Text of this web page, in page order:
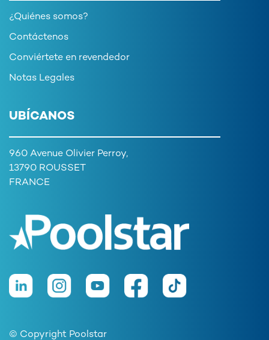
¿Quiénes somos?
Contáctenos
Conviértete en revendedor
Notas Legales
UBÍCANOS
960 Avenue Olivier Perroy,
13790 ROUSSET
FRANCE
© Copyright Poolstar